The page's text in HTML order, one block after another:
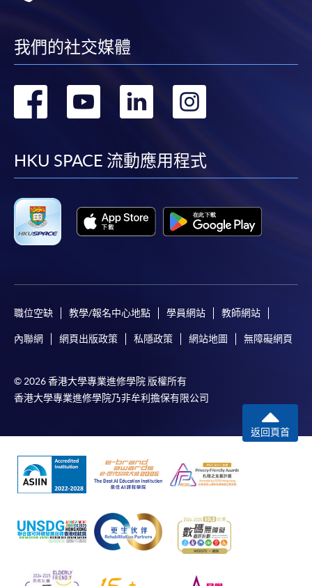
我們的社交媒體
轉
facebook
轉
youtube
轉
linkedin
轉
HKU SPACE 流動應用程式
職位空缺 教學/報名中心地點 學員網站 教師網站
內聯網 網頁出版政策 私隱政策 網站地圖 無障礙網頁
© 2026 香港大學專業進修學院 版權所有
香港大學專業進修學院乃非牟利擔保有限公司
返回頁首